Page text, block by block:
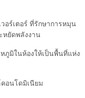
อร์เตอร์ ที่รักษาการหมุน
หยัดพลังงาน
ภูมิในห้องให้เป็นพื้นที่แห่ง
อนโดมิเนียม